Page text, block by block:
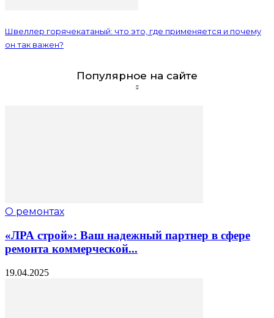
Швеллер горячекатаный: что это, где применяется и почему
он так важен?
Популярное на сайте
О ремонтах
«ЛРА строй»: Ваш надежный партнер в сфере
ремонта коммерческой...
19.04.2025